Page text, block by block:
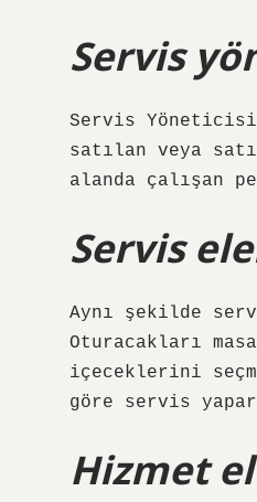
Servis
Servis
satılan veya
alanda çalışan
Servis
Aynı şekilde
Oturacakları
içeceklerini
göre servis
Hizmet